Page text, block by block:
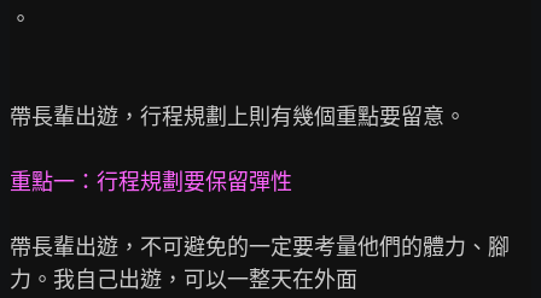
。
帶長輩出遊，行程規劃上則有幾個重點要留意。
帶長輩出遊，不可避免的一定要考量他們的體力、腳
力。我自己出遊，可以一整天在外面